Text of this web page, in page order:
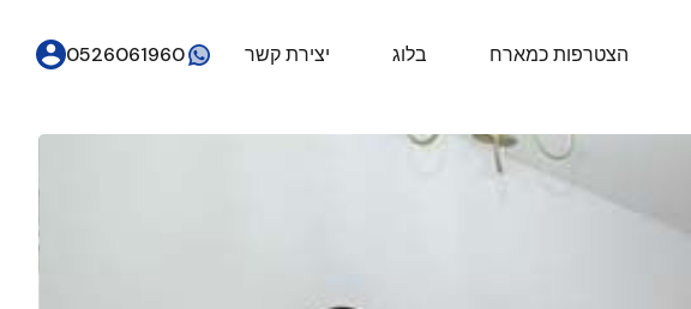
הצטרפות כמארח בלוג יצירת קשר 0526061960